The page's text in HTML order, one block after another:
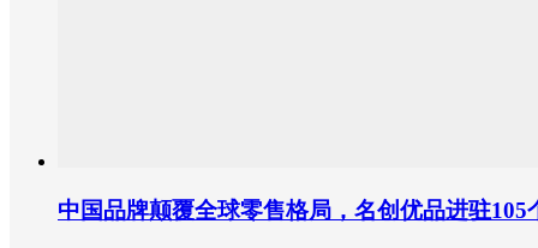
中国品牌颠覆全球零售格局，名创优品进驻105